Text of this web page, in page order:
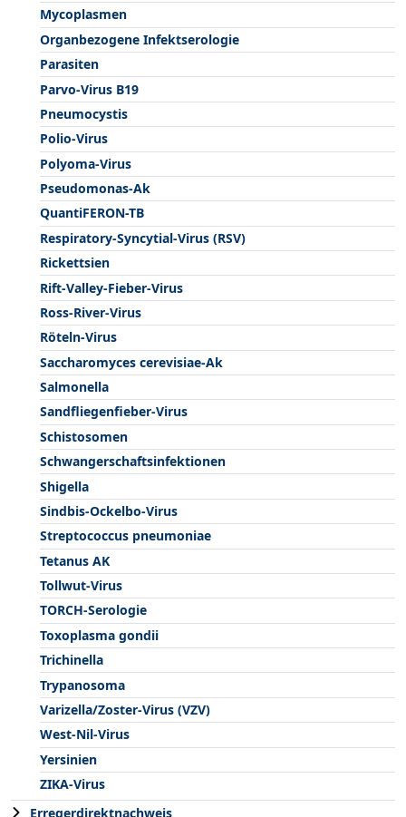
Mycoplasmen
Organbezogene Infektserologie
Parasiten
Parvo-Virus B19
Pneumocystis
Polio-Virus
Polyoma-Virus
Pseudomonas-Ak
QuantiFERON-TB
Respiratory-Syncytial-Virus (RSV)
Rickettsien
Rift-Valley-Fieber-Virus
Ross-River-Virus
Röteln-Virus
Saccharomyces cerevisiae-Ak
Salmonella
Sandfliegenfieber-Virus
Schistosomen
Schwangerschaftsinfektionen
Shigella
Sindbis-Ockelbo-Virus
Streptococcus pneumoniae
Tetanus AK
Tollwut-Virus
TORCH-Serologie
Toxoplasma gondii
Trichinella
Trypanosoma
Varizella/Zoster-Virus (VZV)
West-Nil-Virus
Yersinien
ZIKA-Virus
Erregerdirektnachweis